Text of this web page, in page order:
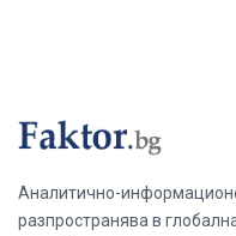
Аналитично-
разпространява в